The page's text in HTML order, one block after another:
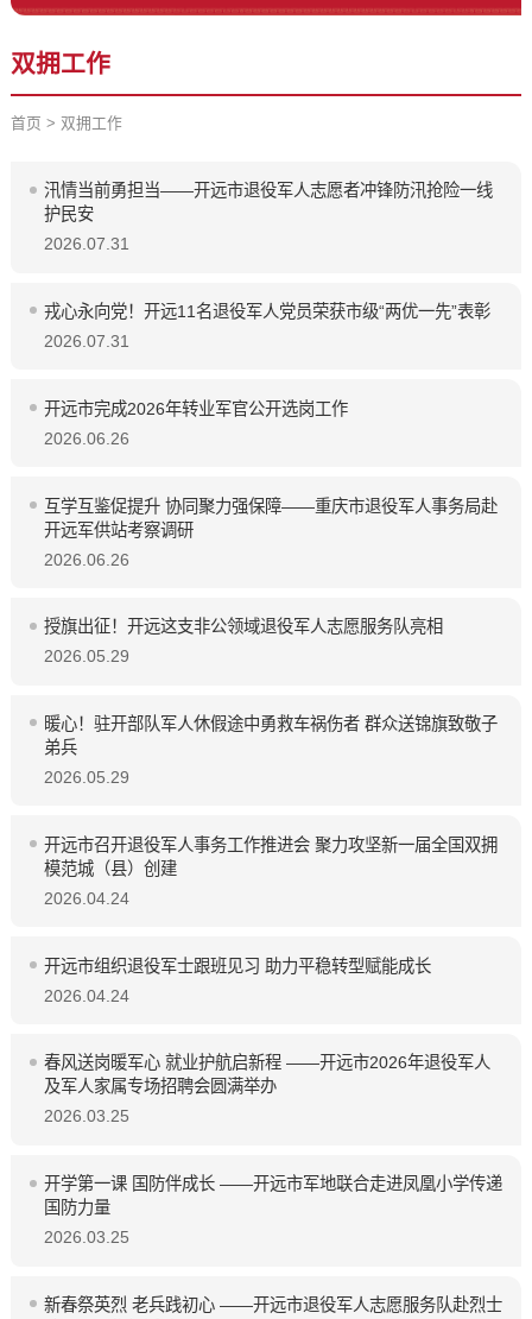
双拥工作
首页 > 双拥工作
汛情当前勇担当——开远市退役军人志愿者冲锋防汛抢险一线
护民安
2026.07.31
戎心永向党！开远11名退役军人党员荣获市级“两优一先”表彰
2026.07.31
开远市完成2026年转业军官公开选岗工作
2026.06.26
互学互鉴促提升 协同聚力强保障——重庆市退役军人事务局赴
开远军供站考察调研
2026.06.26
授旗出征！开远这支非公领域退役军人志愿服务队亮相
2026.05.29
暖心！驻开部队军人休假途中勇救车祸伤者 群众送锦旗致敬子
弟兵
2026.05.29
开远市召开退役军人事务工作推进会 聚力攻坚新一届全国双拥
模范城（县）创建
2026.04.24
开远市组织退役军士跟班见习 助力平稳转型赋能成长
2026.04.24
春风送岗暖军心 就业护航启新程 ——开远市2026年退役军人
及军人家属专场招聘会圆满举办
2026.03.25
开学第一课 国防伴成长 ——开远市军地联合走进凤凰小学传递
国防力量
2026.03.25
新春祭英烈 老兵践初心 ——开远市退役军人志愿服务队赴烈士